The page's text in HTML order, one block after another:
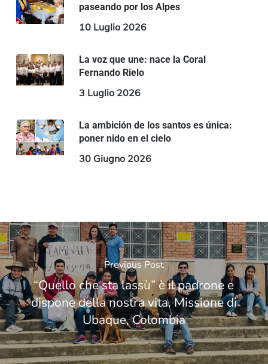
paseando por los Alpes
10 Luglio 2026
La voz que une: nace la Coral
Fernando Rielo
3 Luglio 2026
La ambición de los santos es única:
poner nido en el cielo
30 Giugno 2026
Previous Post
“Quello che sta lassù” è il padrone e
dispone della nostra vita. Missione di
Ubaque, Colombia